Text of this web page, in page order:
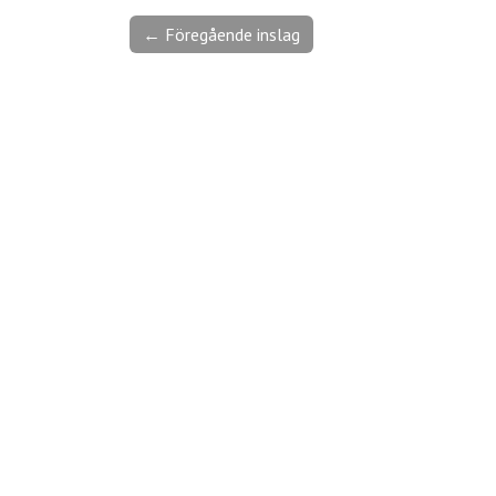
← Föregående inslag